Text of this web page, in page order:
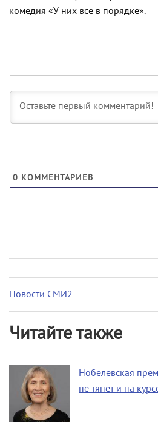
комедия «У них все в порядке».
0 КОММЕНТАРИЕВ
Новости СМИ2
Читайте также
Нобелевская
не тянет и на